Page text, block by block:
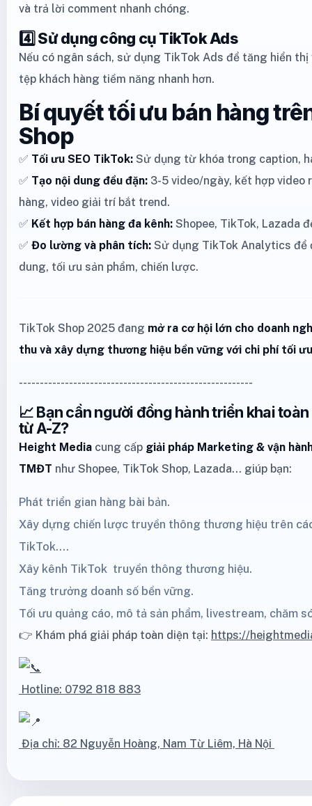
và trả lời comment nhanh chóng.
4️⃣ Sử dụng công cụ TikTok Ads
Nếu có ngân sách, sử dụng TikTok Ads để tăng hiển
tệp khách hàng tiềm năng nhanh hơn.
Bí quyết tối ưu bán hàng
Shop
✅ Tối ưu SEO TikTok: Sử dụng từ khóa trong caption,
✅ Tạo nội dung đều đặn: 3-5 video/ngày, kết hợp video
hàng, video giải trí bắt trend.
✅ Kết hợp bán hàng đa kênh: Shopee, TikTok, Lazada
✅ Đo lường và phân tích: Sử dụng TikTok Analytics để
dung, tối ưu sản phẩm, chiến lược.
TikTok Shop 2025 đang mở ra cơ hội lớn cho doanh
thu và xây dựng thương hiệu bền vững với chi phí tối ưu
--------------------------------------------------------
📈 Bạn cần người đồng hành triển khai
từ A-Z?
Height Media cung cấp giải pháp Marketing & vận
TMĐT như Shopee, TikTok Shop, Lazada… giúp bạn:
Phát triển gian hàng bài bản.
Xây dựng chiến lược truyền thông thương hiệu trên
TikTok....
Xây kênh TikTok truyền thông thương hiệu.
Tăng trưởng doanh số bền vững.
Tối ưu quảng cáo, mô tả sản phẩm, livestream, chăm
👉 Khám phá giải pháp toàn diện tại: https://
Hotline: 0792 818 883
Địa chỉ: 82 Nguyễn Hoàng, Nam Từ Liêm, Hà Nội